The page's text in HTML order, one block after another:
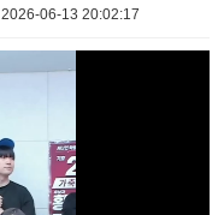
2026-06-13 20:02:17